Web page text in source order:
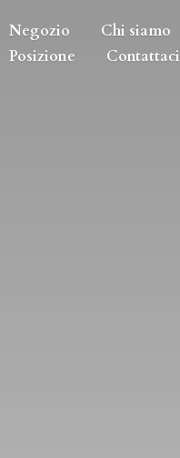
Negozio
Chi siamo
Posizione
Contattaci